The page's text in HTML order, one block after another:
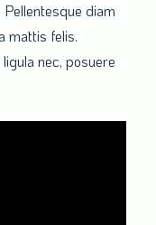
diam
mattis felis.
nec, posuere